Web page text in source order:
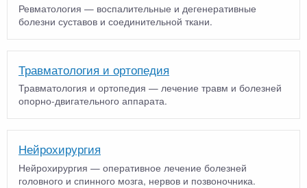
Ревматология — воспалительные и дегенеративные
болезни суставов и соединительной ткани.
Травматология и ортопедия
Травматология и ортопедия — лечение травм и болезней
опорно-двигательного аппарата.
Нейрохирургия
Нейрохирургия — оперативное лечение болезней
головного и спинного мозга, нервов и позвоночника.